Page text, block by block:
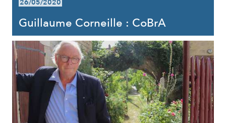
26/05/2020
Guillaume Corneille : CoBrA